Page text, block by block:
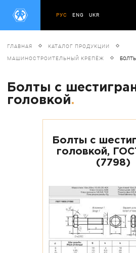
РУС ENG UKR
ГЛАВНАЯ КАТАЛОГ ПРОДУКЦИИ
МАШИНОСТРОИТЕЛЬНЫЙ КРЕПЁЖ
Болты с
головкой.
Болты с
головкой,
(7798)